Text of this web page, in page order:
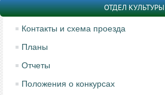
ОТДЕЛ КУЛЬТУРЫ
Контакты и схема проезда
Планы
Отчеты
Положения о конкурсах